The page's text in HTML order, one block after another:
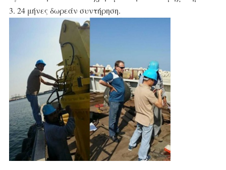
3. 24 μήνες δωρεάν συντήρηση.